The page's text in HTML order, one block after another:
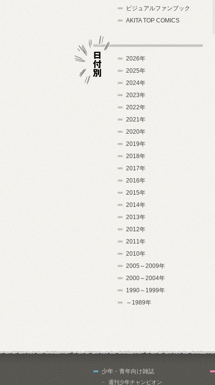
ビジュアルファンブック
AKITA TOP COMICS
2026年
2025年
2024年
2023年
2022年
2021年
2020年
2019年
2018年
2017年
2016年
2015年
2014年
2013年
2012年
2011年
2010年
2005～2009年
2000～2004年
1990～1999年
～1989年
少年・青年向け雑誌
週刊少年チャンピオン